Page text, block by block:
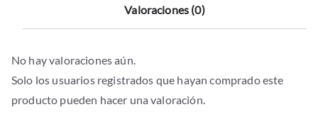
Valoraciones (0)
No hay valoraciones aún.
Solo los usuarios registrados que hayan comprado este
producto pueden hacer una valoración.